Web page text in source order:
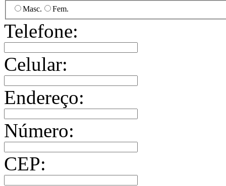
Masc. Fem.
Telefone:
Celular:
Endereço:
Número:
CEP: